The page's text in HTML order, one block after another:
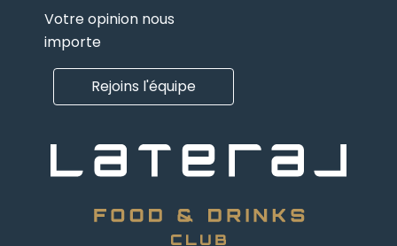
Votre opinion nous
importe
Rejoins l'équipe